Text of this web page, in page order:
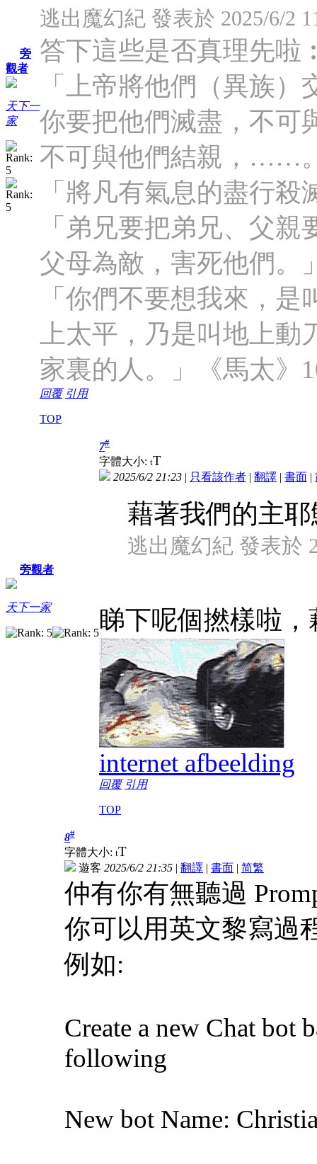
旁
觀者
天下一
家
逃出魔幻紀 發表於 2025/6/2
答下這些是否真理先啦
「上帝將他們（異族
你要把他們滅盡，不可
不可與他們結親，……
「將凡有氣息的盡行
「弟兄要把弟兄、父
父母為敵，害死他們。
「你們不要想我來，
上太平，乃是叫地上
家裏的人。」《馬太》
回覆 引用
TOP
旁觀者
天下一家
7#
字體大小: tT
2025/6/2 21:23 | 只看該作者 | 翻譯 | 書面 |
藉著我們的主
逃出魔幻紀 發表於
睇下呢個撚樣啦
internet afbeelding
回覆 引用
TOP
8#
字體大小: tT
遊客 2025/6/2 21:35 | 翻譯 | 書面 | 简繁
仲有你有無聽過
你可以用英文黎寫過
例如:
Create a new Chat bot
following
New bot Name: